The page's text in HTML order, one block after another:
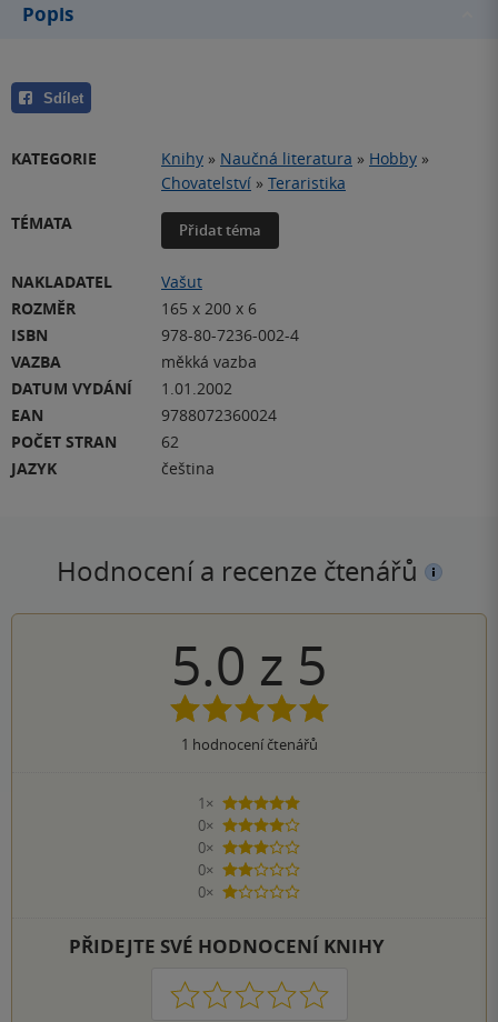
Popis
Sdílet
KATEGORIE Knihy » Naučná literatura » Hobby »
Chovatelství » Teraristika
TÉMATA
Přidat téma
NAKLADATEL
Vašut
ROZMĚR
165 x 200 x 6
ISBN
978-80-7236-002-4
VAZBA
měkká vazba
DATUM VYDÁNÍ
1.01.2002
EAN
9788072360024
POČET STRAN
62
JAZYK
čeština
Hodnocení a recenze čtenářů
5.0 z 5
1 hodnocení čtenářů
1×
5 hvězdiček
0×
4 hvězdičky
0×
3 hvězdičky
0×
2 hvězdičky
0×
1 hvezdička
PŘIDEJTE SVÉ HODNOCENÍ KNIHY
1 2 3 4 5